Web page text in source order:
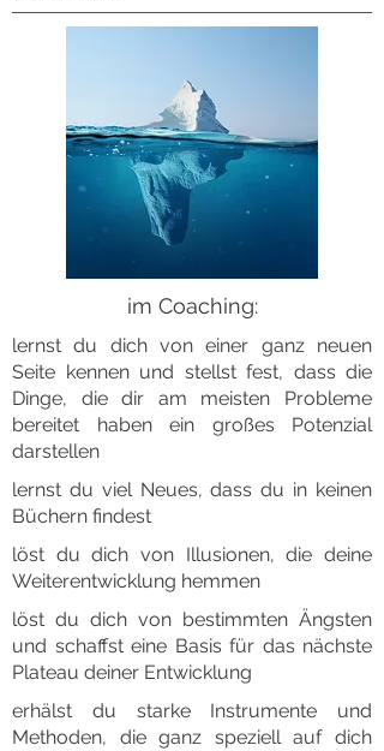
im Coaching:
lernst du dich von einer ganz neuen
Seite kennen und stellst fest, dass die
Dinge, die dir am meisten Probleme
bereitet haben ein großes Potenzial
darstellen
lernst du viel Neues, dass du in keinen
Büchern findest
löst du dich von Illusionen, die deine
Weiterentwicklung hemmen
löst du dich von bestimmten Ängsten
und schaffst eine Basis für das nächste
Plateau deiner Entwicklung
erhälst du starke Instrumente und
Methoden, die ganz speziell auf dich